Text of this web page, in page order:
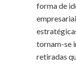
forma de
tornam-se
retiradas